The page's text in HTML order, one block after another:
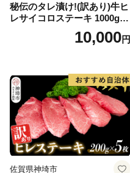
秘伝のタレ漬け!(訳あり)牛ヒ
レサイコロステーキ 1000g
10,000円
佐賀県神埼市